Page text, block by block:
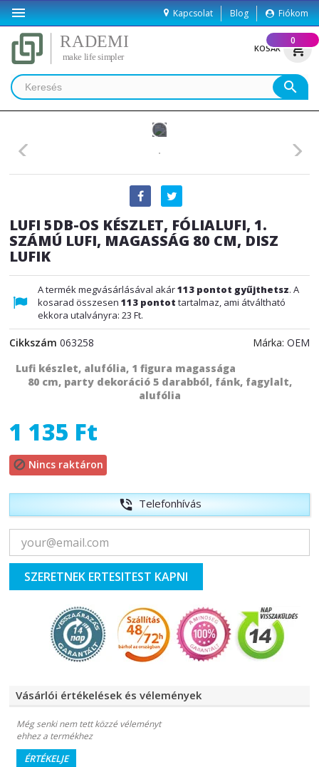
 Kapcsolat Blog Fiókom
KOSÁR shopping_cart
0
search
LUFI 5DB-OS KÉSZLET, FÓLIALUFI, 1.
SZÁMÚ LUFI, MAGASSÁG 80 CM, DISZ
LUFIK
A termék megvásárlásával akár113 pontot gyűjthetsz. A
kosarad összesen 113 pontot tartalmaz, ami átváltható
ekkora utalványra: 23 Ft.
Márka: OEM
Cikkszám 063258
Lufi készlet, alufólia, 1 figura magassága
80 cm, party dekoráció 5 darabból, fánk, fagylalt,
alufólia
1 135 Ft
 Nincs raktáron
phone_in_talk Telefonhívás
SZERETNEK ERTESITEST KAPNI
Vásárlói értékelések és vélemények
Még senki nem tett közzé véleményt
ehhez a termékhez
ÉRTÉKELJE